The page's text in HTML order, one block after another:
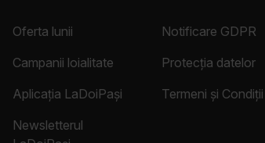
Oferta lunii
Campanii loialitate
Aplicația LaDoiPași
Newsletterul
Notificare GDPR
Protecția datelor
Termeni și Condiții